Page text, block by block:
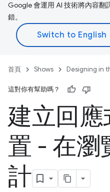
Google 會運用 AI 技術將內容翻
錯。
首頁 Shows Designing in
這對你有幫助嗎？
建立回
置 - 在瀏
計